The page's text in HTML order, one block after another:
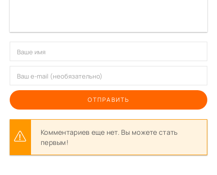
ОТПРАВИТЬ
Комментариев еще нет. Вы можете стать
первым!